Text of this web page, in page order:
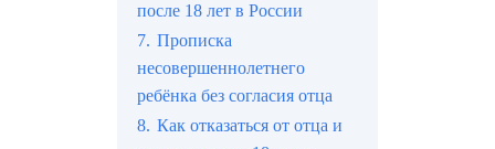
после 18 лет в России
7. Прописка
несовершеннолетнего
ребёнка без согласия отца
8. Как отказаться от отца и